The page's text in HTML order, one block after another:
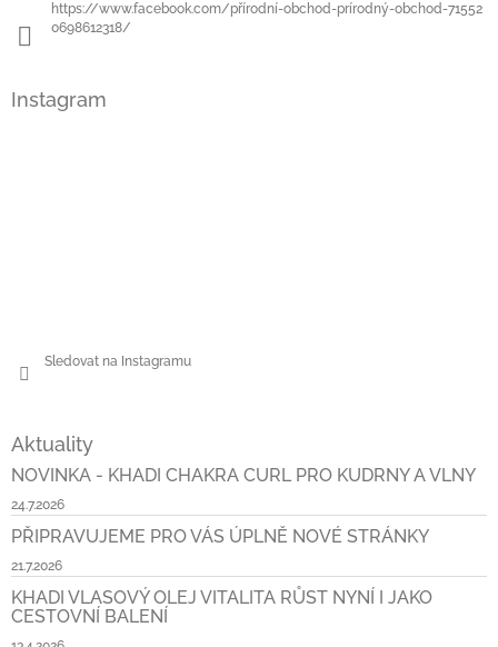
https://www.facebook.com/přírodní-obchod-prírodný-obchod-71552
0698612318/
Instagram
Sledovat na Instagramu
Aktuality
NOVINKA - KHADI CHAKRA CURL PRO KUDRNY A VLNY
24.7.2026
PŘIPRAVUJEME PRO VÁS ÚPLNĚ NOVÉ STRÁNKY
21.7.2026
KHADI VLASOVÝ OLEJ VITALITA RŮST NYNÍ I JAKO
CESTOVNÍ BALENÍ